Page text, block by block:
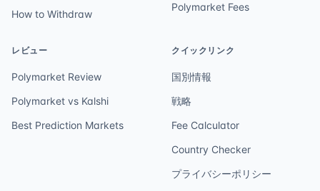
How to Withdraw
Polymarket Fees
レビュー
Polymarket Review
Polymarket vs Kalshi
Best Prediction Markets
クイックリンク
国別情報
戦略
Fee Calculator
Country Checker
プライバシーポリシー